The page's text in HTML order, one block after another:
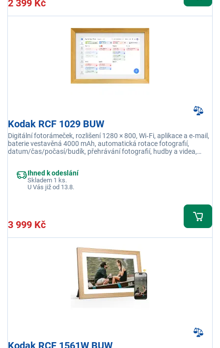
2 399 Kč
Kodak RCF 1029 BUW
Digitální fotorámeček, rozlišení 1280 × 800, Wi‑Fi, aplikace a e‑mail,
baterie vestavěná 4000 mAh, automatická rotace fotografií,
datum/čas/počasí/budík, přehrávání fotografií, hudby a videa,
Ihned k odeslání
Skladem 1 ks.
U Vás již od 13.8.
3 999 Kč
Kodak RCF 1561W BUW